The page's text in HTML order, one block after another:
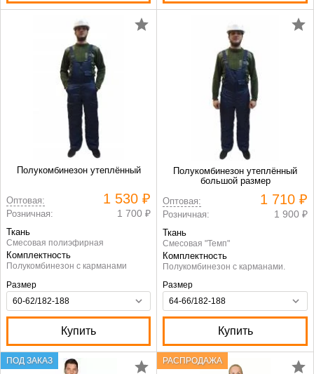
Полукомбинезон утеплённый
Оптовая: 1 530 ₽
Розничная: 1 700 ₽
Ткань
Смесовая полиэфирная
Комплектность
Полукомбинезон с карманами
Размер
Купить
Полукомбинезон утеплённый
большой размер
Оптовая:
1 710 ₽
Розничная: 1 900 ₽
Ткань
Смесовая "Темп"
Комплектность
Полукомбинезон с карманами.
Размер
Купить
ПОД ЗАКАЗ РАСПРОДАЖА